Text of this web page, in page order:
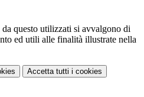
questo utilizzati si avvalgono di
ed utili alle finalità illustrate nella
Accetta tutti i cookies